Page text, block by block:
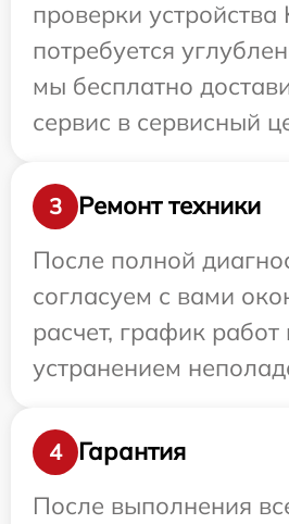
проверки
потребуется
мы бесплатно
сервис в сервисный
3
Ремонт техники
После полной
согласуем с вами
расчет, график
устранением
4
Гарантия
После выполнения